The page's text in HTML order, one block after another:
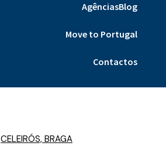
AgênciasBlog
Move to Portugal
Contactos
CELEIRÓS, BRAGA